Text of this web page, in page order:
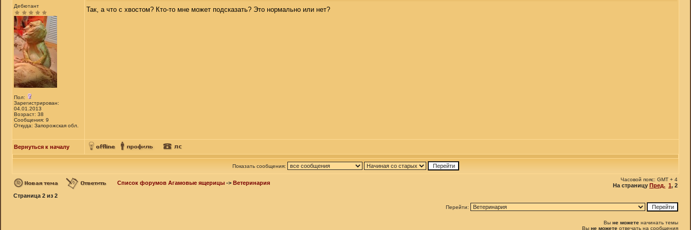
Дебютант
Пол:
Зарегистрирован:
04.01.2013
Возраст: 38
Сообщения: 9
Откуда: Запорожская обл.
Так, а что с хвостом? Кто-то мне может подсказать? Это нормально или нет?
Вернуться к началу
Показать сообщения:
Список форумов Агамовые ящерицы -> Ветеринария
Часовой пояс: GMT + 4
На страницу Пред. 1, 2
Страница 2 из 2
Перейти:
Вы не можете начинать темы
Вы не можете отвечать на сообщения